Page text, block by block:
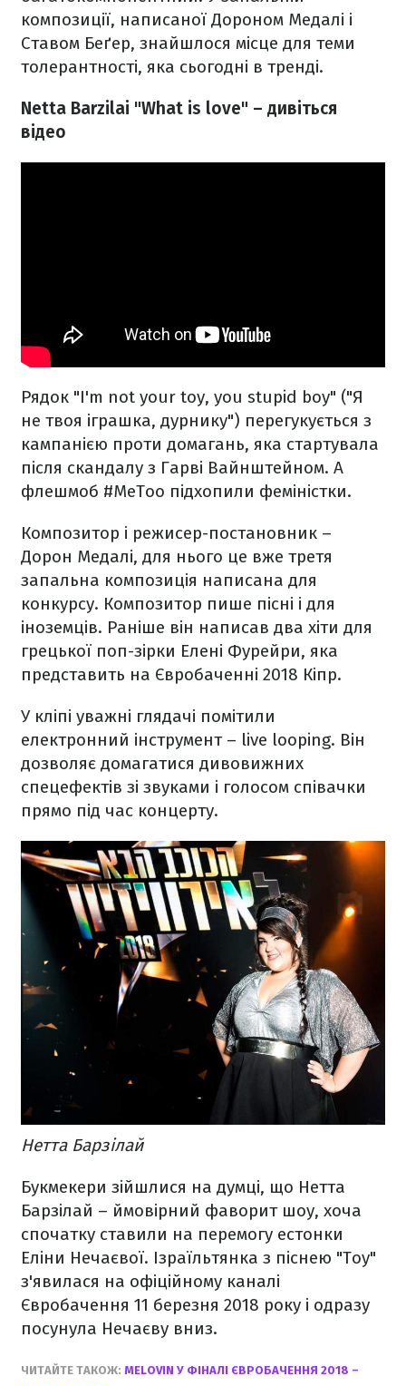
композиції, написаної Дороном Медалі і
Ставом Беґер, знайшлося місце для теми
толерантності, яка сьогодні в тренді.
Netta Barzilai "What is love" – дивіться
відео
Рядок "I'm not your toy, you stupid boy" ("Я
не твоя іграшка, дурнику") перегукується з
кампанією проти домагань, яка стартувала
після скандалу з Гарві Вайнштейном. А
флешмоб #MeToo підхопили феміністки.
Композитор і режисер-постановник –
Дорон Медалі, для нього це вже третя
запальна композиція написана для
конкурсу. Композитор пише пісні і для
іноземців. Раніше він написав два хіти для
грецької поп-зірки Елені Фурейри, яка
представить на Євробаченні 2018 Кіпр.
У кліпі уважні глядачі помітили
електронний інструмент – live looping. Він
дозволяє домагатися дивовижних
спецефектів зі звуками і голосом співачки
прямо під час концерту.
Нетта Барзілай
Букмекери зійшлися на думці, що Нетта
Барзілай – ймовірний фаворит шоу, хоча
спочатку ставили на перемогу естонки
Еліни Нечаєвої. Ізраїльтянка з піснею "Тоу"
з'явилася на офіційному каналі
Євробачення 11 березня 2018 року і одразу
посунула Нечаєву вниз.
ЧИТАЙТЕ ТАКОЖ: MELOVIN У ФІНАЛІ ЄВРОБАЧЕННЯ 2018 –